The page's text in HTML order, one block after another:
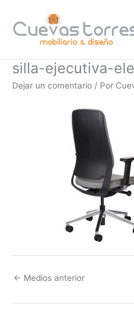
contenido
silla-ejecutiva-
Dejar un comentario / Por
← Medios anterior